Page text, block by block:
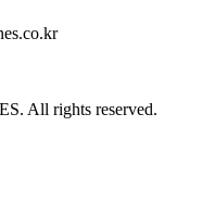
All rights reserved.